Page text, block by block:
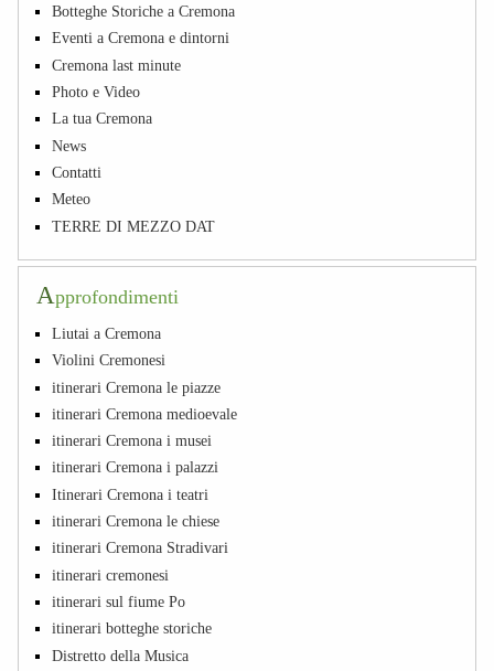
Botteghe Storiche a Cremona
Eventi a Cremona e dintorni
Cremona last minute
Photo e Video
La tua Cremona
News
Contatti
Meteo
TERRE DI MEZZO DAT
Approfondimenti
Liutai a Cremona
Violini Cremonesi
itinerari Cremona le piazze
itinerari Cremona medioevale
itinerari Cremona i musei
itinerari Cremona i palazzi
Itinerari Cremona i teatri
itinerari Cremona le chiese
itinerari Cremona Stradivari
itinerari cremonesi
itinerari sul fiume Po
itinerari botteghe storiche
Distretto della Musica